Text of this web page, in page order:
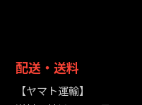
配送・送料
【ヤマト運輸】